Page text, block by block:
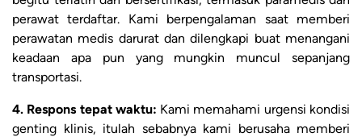
perawat terdaftar. Kami berpengalaman saat memberi
perawatan medis darurat dan dilengkapi buat menangani
keadaan apa pun yang mungkin muncul sepanjang
transportasi.
4. Respons tepat waktu: Kami memahami urgensi kondisi
genting klinis, itulah sebabnya kami berusaha memberi